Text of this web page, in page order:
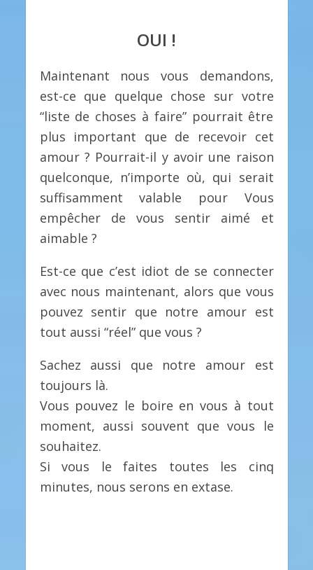
OUI !
Maintenant nous vous demandons,
est-ce que quelque chose sur votre
“liste de choses à faire” pourrait être
plus important que de recevoir cet
amour ? Pourrait-il y avoir une raison
quelconque, n’importe où, qui serait
suffisamment valable pour Vous
empêcher de vous sentir aimé et
aimable ?
Est-ce que c’est idiot de se connecter
avec nous maintenant, alors que vous
pouvez sentir que notre amour est
tout aussi “réel” que vous ?
Sachez aussi que notre amour est
toujours là.
Vous pouvez le boire en vous à tout
moment, aussi souvent que vous le
souhaitez.
Si vous le faites toutes les cinq
minutes, nous serons en extase.